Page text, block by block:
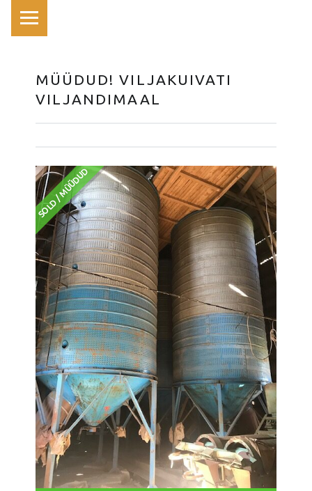
MÜÜDUD! VILJAKUIVATI
VILJANDIMAAL
SOLD / MÜÜDUD